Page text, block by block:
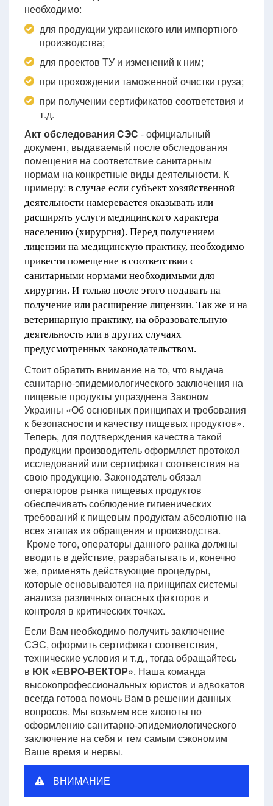
необходимо:
для продукции украинского или импортного
производства;
для проектов ТУ и изменений к ним;
при прохождении таможенной очистки груза;
при получении сертификатов соответствия и
т.д.
Акт обследования СЭС - официальный
документ, выдаваемый после обследования
помещения на соответствие санитарным
нормам на конкретные виды деятельности. К
примеру: в случае если субъект хозяйственной
деятельности намеревается оказывать или
расширять услуги медицинского характера
населению (хирургия). Перед получением
лицензии на медицинскую практику, необходимо
привести помещение в соответствии с
санитарными нормами необходимыми для
хирургии. И только после этого подавать на
получение или расширение лицензии. Так же и на
ветеринарную практику, на образовательную
деятельность или в других случаях
предусмотренных законодательством.
Стоит обратить внимание на то, что выдача
санитарно-эпидемиологического заключения на
пищевые продукты упразднена Законом
Украины «Об основных принципах и требования
к безопасности и качеству пищевых продуктов».
Теперь, для подтверждения качества такой
продукции производитель оформляет протокол
исследований или сертификат соответствия на
свою продукцию. Законодатель обязал
операторов рынка пищевых продуктов
обеспечивать соблюдение гигиенических
требований к пищевым продуктам абсолютно на
всех этапах их обращения и производства.
Кроме того, операторы данного ранка должны
вводить в действие, разрабатывать и, конечно
же, применять действующие процедуры,
которые основываются на принципах системы
анализа различных опасных факторов и
контроля в критических точках.
Если Вам необходимо получить заключение
СЭС, оформить сертификат соответствия,
технические условия и т.д., тогда обращайтесь
в ЮК «ЕВРО-ВЕКТОР». Наша команда
высокопрофессиональных юристов и адвокатов
всегда готова помочь Вам в решении данных
вопросов. Мы возьмем все хлопоты по
оформлению санитарно-эпидемиологического
заключение на себя и тем самым сэкономим
Ваше время и нервы.
ВНИМАНИЕ